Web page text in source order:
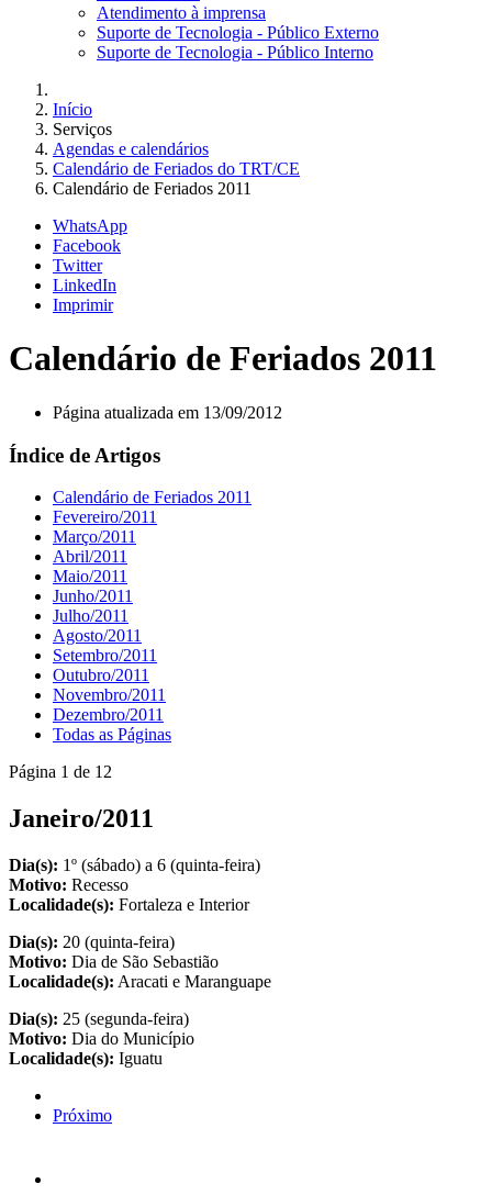
Atendimento à imprensa
Suporte de Tecnologia - Público Externo
Suporte de Tecnologia - Público Interno
Início
Serviços
Agendas e calendários
Calendário de Feriados do TRT/CE
Calendário de Feriados 2011
WhatsApp
Facebook
Twitter
LinkedIn
Imprimir
Calendário de Feriados 2011
Página atualizada em 13/09/2012
Índice de Artigos
Calendário de Feriados 2011
Fevereiro/2011
Março/2011
Abril/2011
Maio/2011
Junho/2011
Julho/2011
Agosto/2011
Setembro/2011
Outubro/2011
Novembro/2011
Dezembro/2011
Todas as Páginas
Página 1 de 12
Janeiro/2011
Dia(s): 1º (sábado) a 6 (quinta-feira)
Motivo: Recesso
Localidade(s): Fortaleza e Interior
Dia(s): 20 (quinta-feira)
Motivo: Dia de São Sebastião
Localidade(s): Aracati e Maranguape
Dia(s): 25 (segunda-feira)
Motivo: Dia do Município
Localidade(s): Iguatu
Próximo